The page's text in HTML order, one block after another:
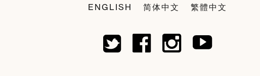
ENGLISH 简体中文 繁體中文